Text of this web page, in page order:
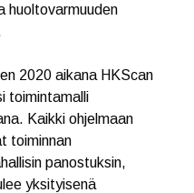
huoltovarmuuden
2020 aikana HKScan
toimintamalli
Kaikki ohjelmaan
toiminnan
panostuksin,
yksityisenä